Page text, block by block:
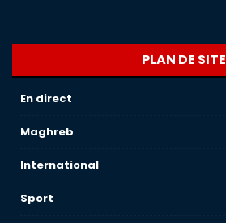
PLAN DE SITE
En direct
Maghreb
International
Sport